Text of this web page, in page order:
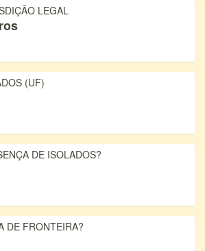
LEGAL
(UF)
DE ISOLADOS?
DE FRONTEIRA?